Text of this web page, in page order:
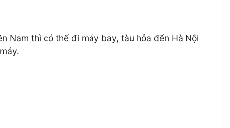
Nam thì có thể đi máy bay, tàu hỏa đến Hà Nội